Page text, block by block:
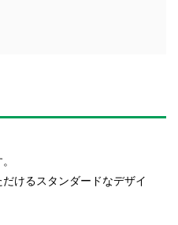
けるスタンダードなデザイ